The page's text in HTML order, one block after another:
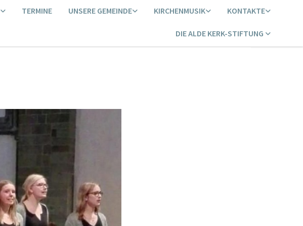
TERMINE UNSERE GEMEINDE KIRCHENMUSIK KONTAKTE
DIE ALDE KERK-STIFTUNG